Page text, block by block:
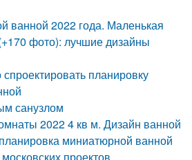
ванной 2022 года. Маленькая
фото): лучшие дизайны
планировку
санузлом
2022 4 кв м. Дизайн ванной
миниатюрной ванной